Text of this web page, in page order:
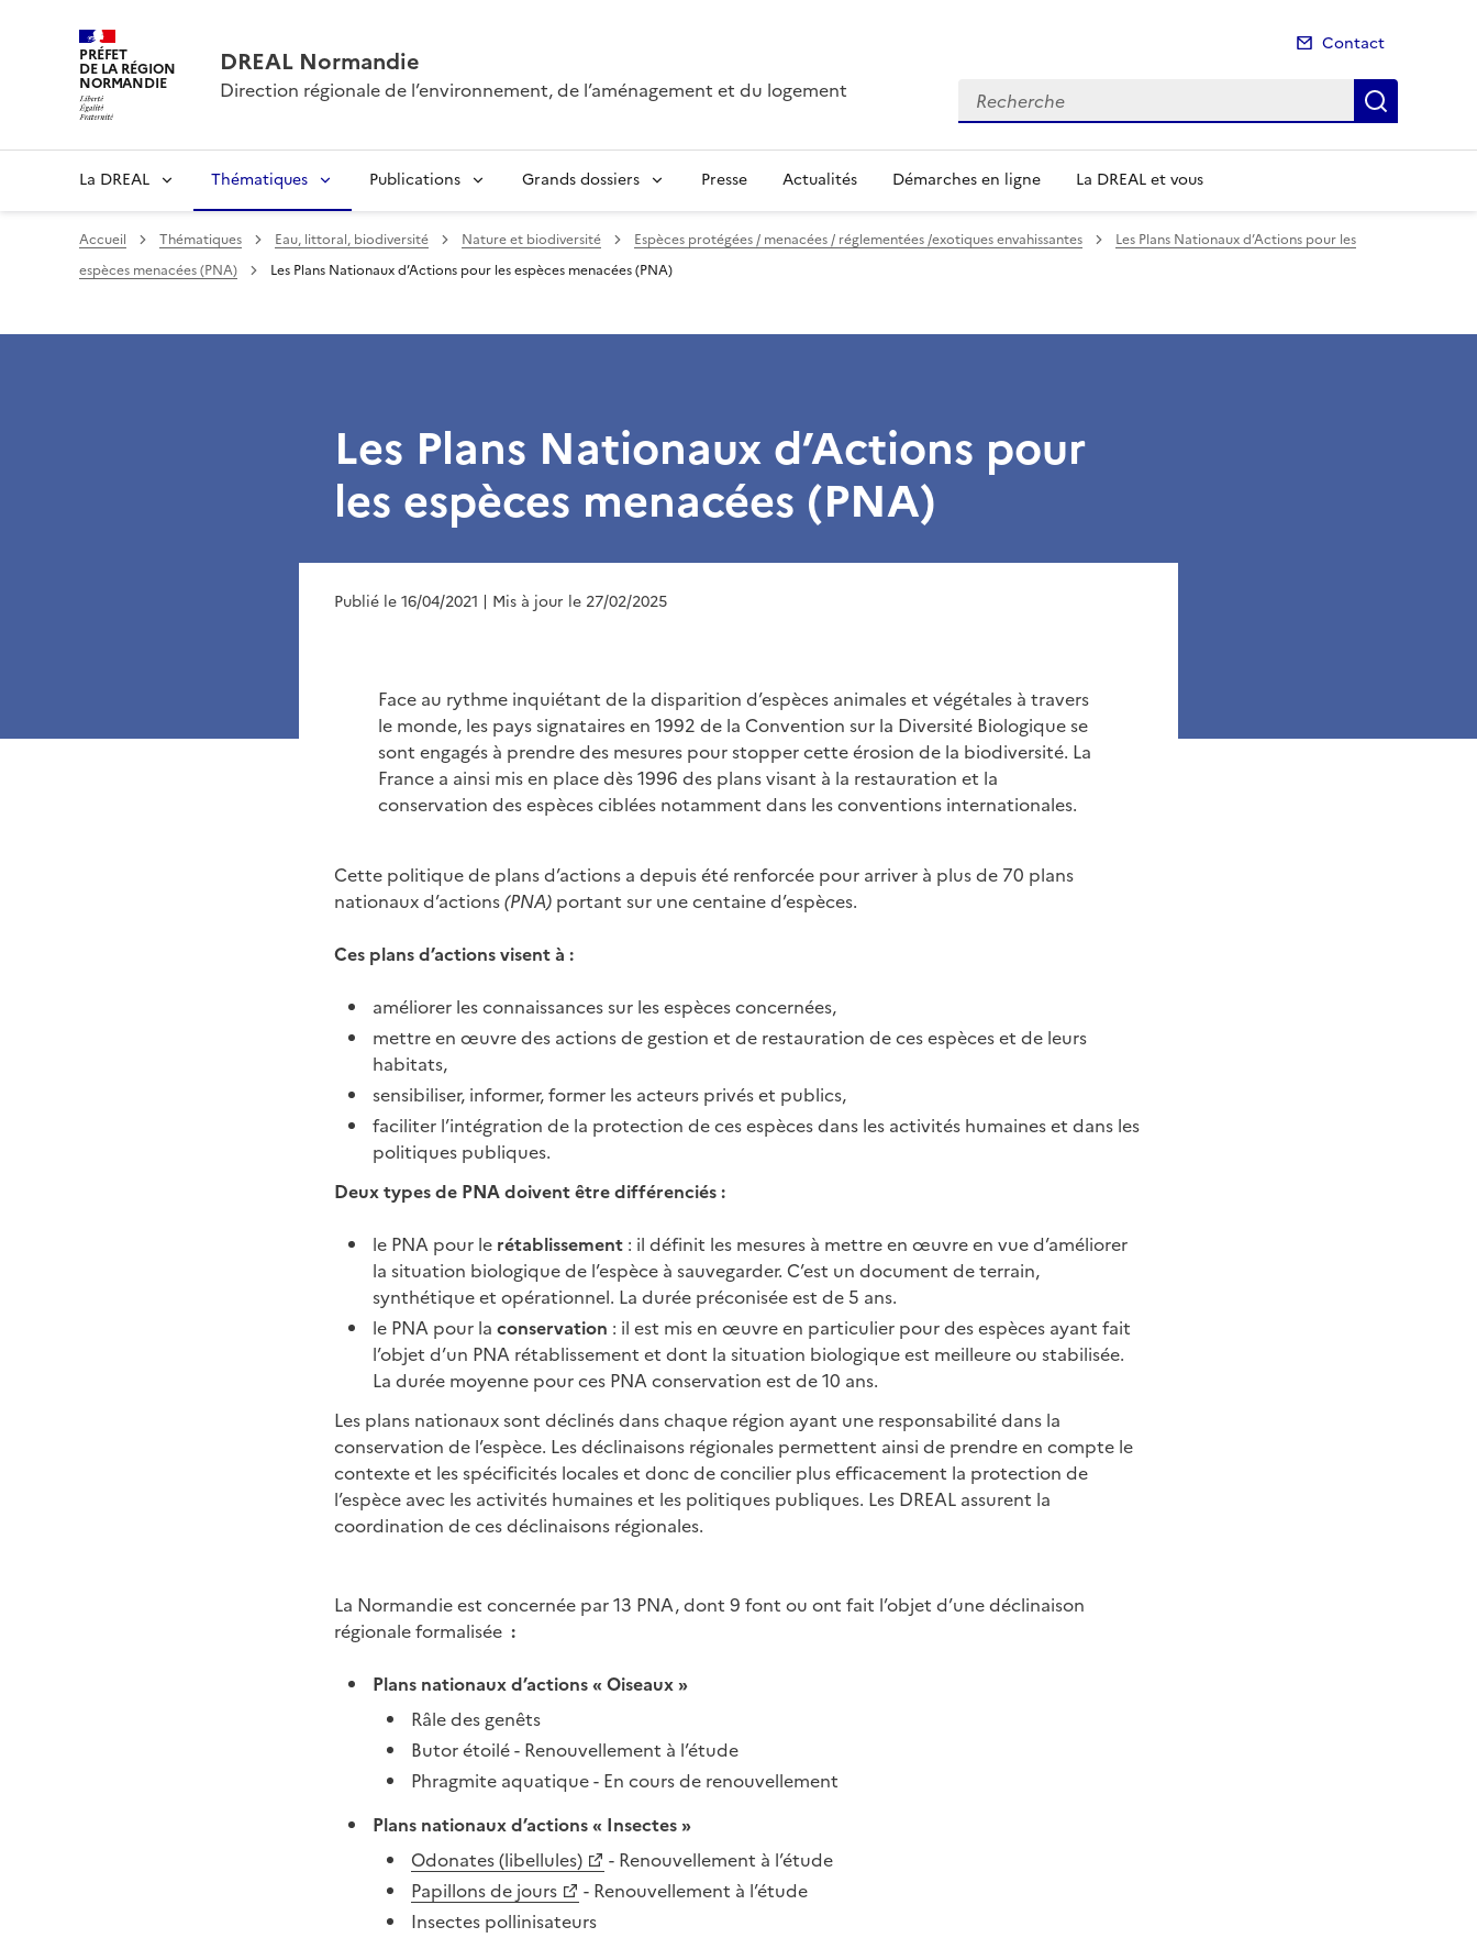
PRÉFET
DE LA RÉGION
NORMANDIE
DREAL Normandie
Direction régionale de l’environnement, de l’aménagement et du logement
Contact
Recherche
La DREAL Thématiques Publications Grands dossiers Presse Actualités Démarches en ligne La DREAL et vous
Accueil Thématiques Eau, littoral, biodiversité Nature et biodiversité Espèces protégées / menacées / réglementées /exotiques envahissantes
Les Plans Nationaux d’Actions pour les
espèces menacées (PNA)
Les Plans Nationaux d’Actions pour les espèces menacées (PNA)
Les Plans Nationaux d’Actions pour
les espèces menacées (PNA)
Publié le 16/04/2021 | Mis à jour le 27/02/2025
Face au rythme inquiétant de la disparition d’espèces animales et végétales à travers
le monde, les pays signataires en 1992 de la Convention sur la Diversité Biologique se
sont engagés à prendre des mesures pour stopper cette érosion de la biodiversité. La
France a ainsi mis en place dès 1996 des plans visant à la restauration et la
conservation des espèces ciblées notamment dans les conventions internationales.
Cette politique de plans d’actions a depuis été renforcée pour arriver à plus de 70 plans
nationaux d’actions(PNA) portant sur une centaine d’espèces.
Ces plans d’actions visent à :
améliorer les connaissances sur les espèces concernées,
mettre en œuvre des actions de gestion et de restauration de ces espèces et de leurs
habitats,
sensibiliser, informer, former les acteurs privés et publics,
faciliter l’intégration de la protection de ces espèces dans les activités humaines et dans les
politiques publiques.
Deux types de PNA doivent être différenciés :
le PNA pour le rétablissement : il définit les mesures à mettre en œuvre en vue d’améliorer
la situation biologique de l’espèce à sauvegarder. C’est un document de terrain,
synthétique et opérationnel. La durée préconisée est de 5 ans.
le PNA pour laconservation : il est mis en œuvre en particulier pour des espèces ayant fait
l’objet d’un PNA rétablissement et dont la situation biologique est meilleure ou stabilisée.
La durée moyenne pour ces PNA conservation est de 10 ans.
Les plans nationaux sont déclinés dans chaque région ayant une responsabilité dans la
conservation de l’espèce. Les déclinaisons régionales permettent ainsi de prendre en compte le
contexte et les spécificités locales et donc de concilier plus efficacement la protection de
l’espèce avec les activités humaines et les politiques publiques. Les DREAL assurent la
coordination de ces déclinaisons régionales.
La Normandie est concernée par 13 PNA, dont 9 font ou ont fait l’objet d’une déclinaison
régionale formalisée :
Plans nationaux d’actions « Oiseaux »
Râle des genêts
Butor étoilé - Renouvellement à l’étude
Phragmite aquatique - En cours de renouvellement
Plans nationaux d’actions « Insectes »
Odonates (libellules)
- Renouvellement à l’étude
Papillons de jours
- Renouvellement à l’étude
Insectes pollinisateurs